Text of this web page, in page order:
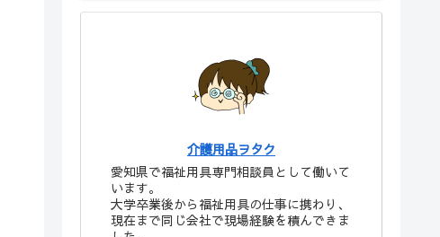
介護用品ヲタク
愛知県で福祉用具専門相談員として働いて
います。
大学卒業後から福祉用具の仕事に携わり、
現在まで同じ会社で現場経験を積んできま